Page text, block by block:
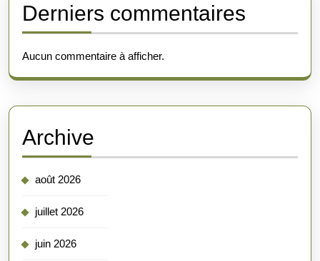
Derniers commentaires
Aucun commentaire à afficher.
Archive
août 2026
juillet 2026
juin 2026